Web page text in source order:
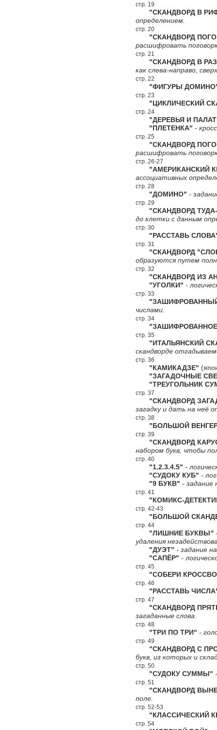
стр. 19
"СКАНДВОРД В
определением.
стр. 20
"СКАНДВОРД
расшифровать
стр. 21
"СКАНДВОРД В
как слева-направо,
стр. 22
"ФИГУРЫ
стр. 23
"ЦИКЛИЧЕСКИЙ
стр. 24
"ДЕРЕВЬЯ И
"ПЛЕТЕНКА" -
стр. 25
"СКАНДВОРД
расшифровать
стр. 26-27
"АМЕРИКАНСКИЙ
ассоциативных
стр. 28
"ДОМИНО" -
стр. 29
"СКАНДВОРД
до клетки с данным
стр. 30
"РАССТАВЬ
стр. 31
"СКАНДВОРД
образуются путем
стр. 32
"СКАНДВОРД ИЗ
"УГОЛКИ" -
стр. 33
"ЗАШИФРОВАННЫЙ
числами.
стр. 34
"ЗАШИФРОВАННОЕ
стр. 35
"ИТАЛЬЯНСКИЙ
скандворде
стр. 36
"КАМИКАДЗЕ"
"ЗАГАДОЧНЫЕ
"ТРЕУГОЛЬНИК
стр. 37
"СКАНДВОРД
загадку и дать на неё
стр. 38
"БОЛЬШОЙ
стр. 39
"СКАНДВОРД
набором букв, чтобы
стр. 40
"1.2.3.4.5" -
"СУДОКУ КУБ" -
"9 БУКВ" - задание
стр. 41
"КОМИКС-
стр. 42-43
"БОЛЬШОЙ
стр. 44
"ЛИШНИЕ БУКВЫ"
удаления
"ДУЭТ" - задание
"САПЁР" -
стр. 45
"СОБЕРИ
стр. 46
"РАССТАВЬ
стр. 47
"СКАНДВОРД
загаданные слова.
стр. 48
"ТРИ ПО ТРИ" -
стр. 49
"СКАНДВОРД С
букв, из которых и
стр. 50
"СУДОКУ СУММЫ"
стр. 51
"СКАНДВОРД
поле.
стр. 52-53
"КЛАССИЧЕСКИЙ
стр. 54